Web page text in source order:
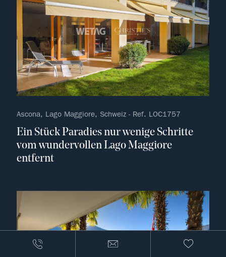
Ascona, Lago Maggiore, Schweiz - Ref. LOC1757
Ein Stück Paradies nur wenige Schritte
vom wundervollen Lago Maggiore
entfernt
kein